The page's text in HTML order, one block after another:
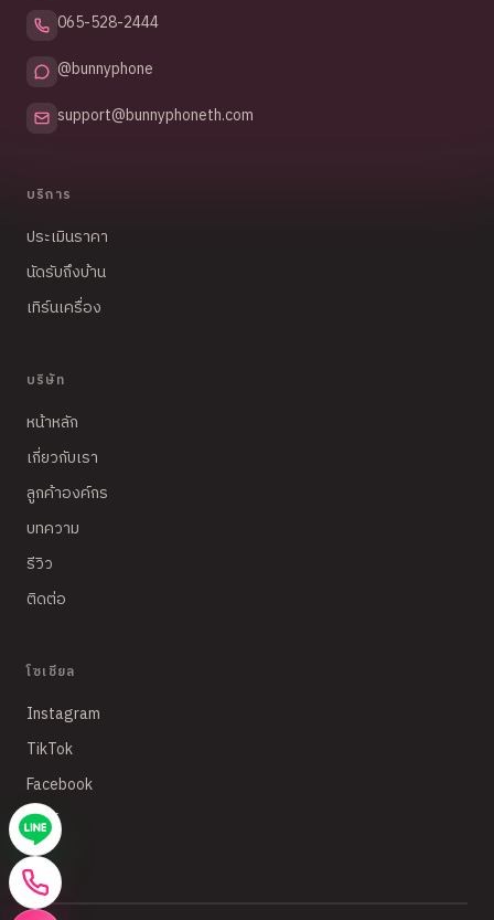
065-528-2444
@bunnyphone
support@bunnyphoneth.com
บริการ
ประเมินราคา
นัดรับถึงบ้าน
เทิร์นเครื่อง
บริษัท
หน้าหลัก
เกี่ยวกับเรา
ลูกค้าองค์กร
บทความ
รีวิว
ติดต่อ
โซเชียล
Instagram
TikTok
Facebook
LINE